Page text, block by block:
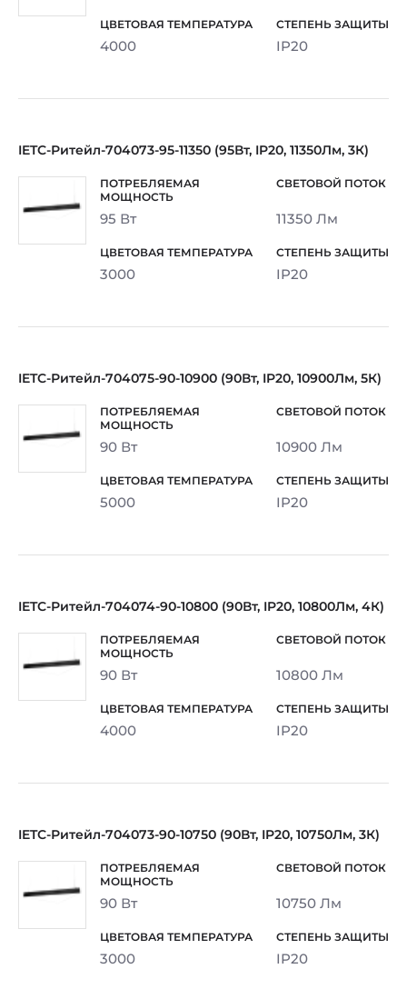
4000 IP20
IETC-Ритейл-704073-95-11350 (95Вт, IP20, 11350Лм, 3К)
95 Вт 11350 Лм
3000 IP20
IETC-Ритейл-704075-90-10900 (90Вт, IP20, 10900Лм, 5К)
90 Вт 10900 Лм
5000 IP20
IETC-Ритейл-704074-90-10800 (90Вт, IP20, 10800Лм, 4К)
90 Вт 10800 Лм
4000 IP20
IETC-Ритейл-704073-90-10750 (90Вт, IP20, 10750Лм, 3К)
90 Вт 10750 Лм
3000 IP20